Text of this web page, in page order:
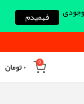
0 ۰تومان
فهمیدم